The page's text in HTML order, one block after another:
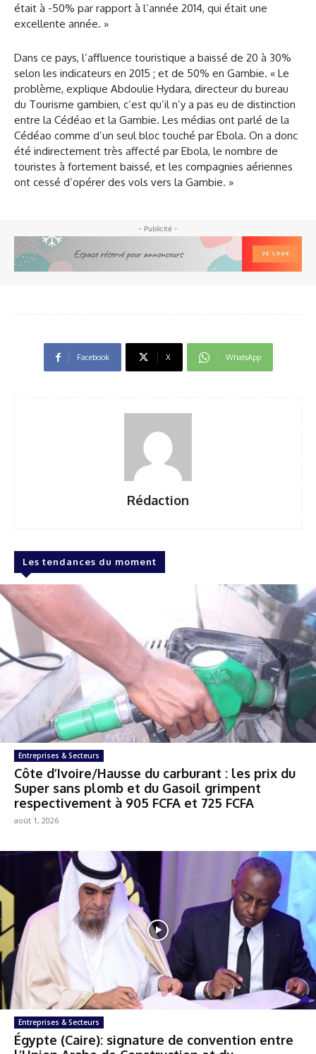
était à -50% par rapport à l’année 2014, qui était une
excellente année. »
Dans ce pays, l’affluence touristique a baissé de 20 à 30%
selon les indicateurs en 2015 ; et de 50% en Gambie. « Le
problème, explique Abdoulie Hydara, directeur du bureau
du Tourisme gambien, c’est qu’il n’y a pas eu de distinction
entre la Cédéao et la Gambie. Les médias ont parlé de la
Cédéao comme d’un seul bloc touché par Ebola. On a donc
été indirectement très affecté par Ebola, le nombre de
touristes à fortement baissé, et les compagnies aériennes
ont cessé d’opérer des vols vers la Gambie. »
- Publicité -
Facebook X WhatsApp
Rédaction
Les tendances du moment
Entreprises & Secteurs
Côte d’Ivoire/Hausse du carburant : les prix du
Super sans plomb et du Gasoil grimpent
respectivement à 905 FCFA et 725 FCFA
août 1, 2026
Entreprises & Secteurs
Égypte (Caire): signature de convention entre